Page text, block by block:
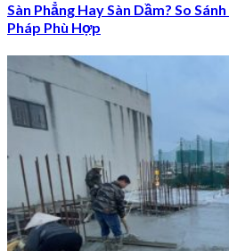
Sàn Phẳng Hay Sàn Dầm? So
Pháp Phù Hợp